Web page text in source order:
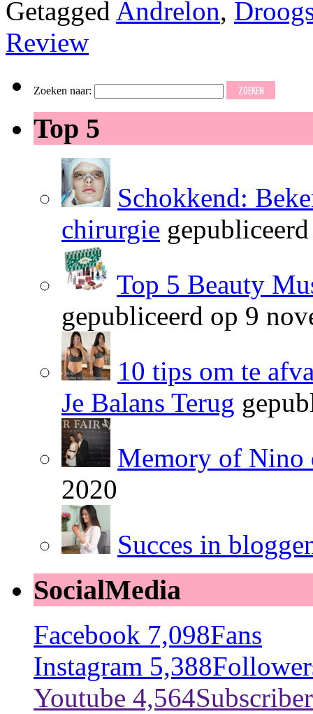
Getagged Andrelon,
Review
Zoeken naar:
Top 5
Schokkend:
chirurgie
Top 5 Beauty
gepubliceerd op 9
10 tips om te
Je Balans Terug
Memory of Nino
2020
Succes in
SocialMedia
Facebook 7,098Fans
Instagram 5,388
Youtube 4,564Subscriber